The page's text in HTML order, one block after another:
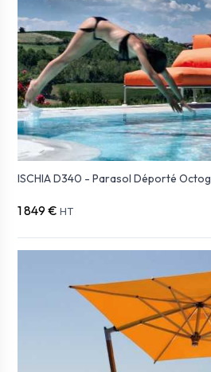
ISCHIA D340 - Parasol Déporté
1 849 € HT